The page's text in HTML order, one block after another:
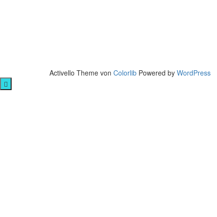
Activello Theme von Colorlib Powered by WordPress